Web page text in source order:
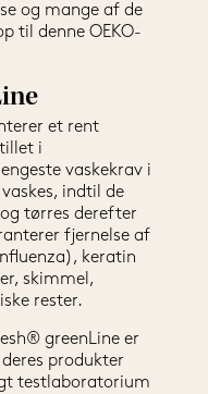
og mange af de
til denne OEKO-
et rent
i
vaskekrav i
indtil de
tørres derefter
fjernelse af
keratin
skimmel,
rester.
greenLine er
produkter
testlaboratorium